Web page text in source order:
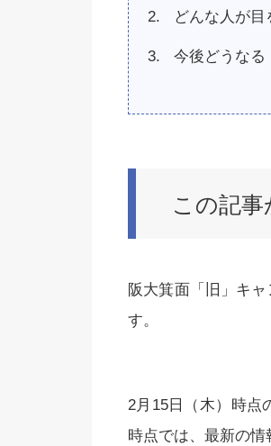
どんな人が
今後どうなる
この記
阪大箕面「旧」キ
す。
2月15日（木）時点
時点では、最新の情